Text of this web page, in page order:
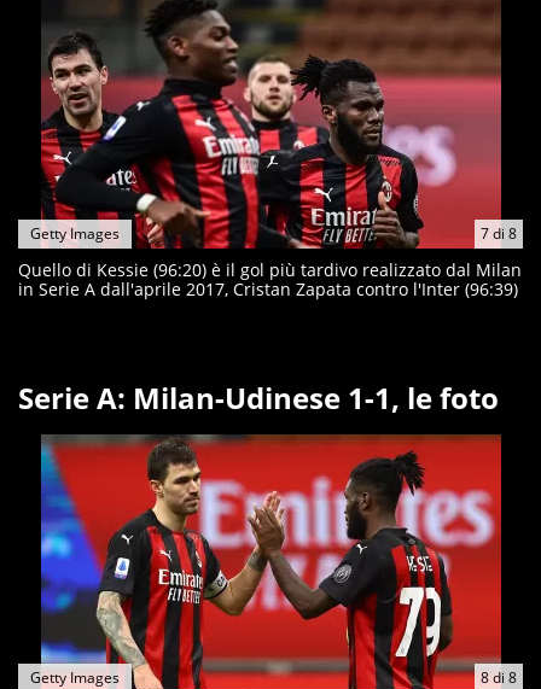
7di 8
Getty Images
Quello di Kessie (96:20) è il gol più tardivo realizzato dal Milan
in Serie A dall'aprile 2017, Cristan Zapata contro l'Inter (96:39)
Serie A: Milan-Udinese 1-1, le foto
8di 8
Getty Images